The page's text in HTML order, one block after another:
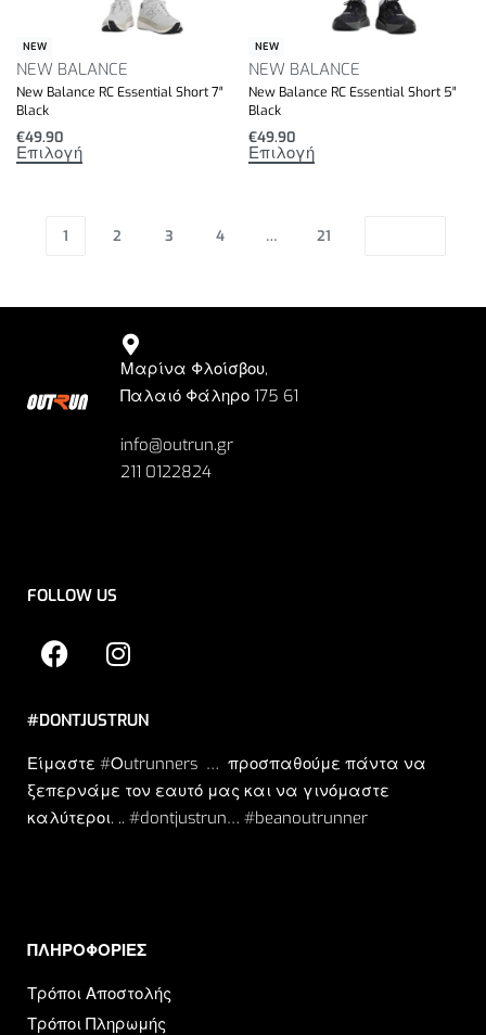
NEW
NEW BALANCE
New Balance RC Essential Short 7″
Black
€49.90
Επιλογή
NEW
NEW BALANCE
New Balance RC Essential Short 5″
Black
€49.90
Επιλογή
1 2 3 4 … 21
Μαρίνα Φλοίσβου,
Παλαιό Φάληρο 175 61
info@outrun.gr
211 0122824
FOLLOW US
#DONTJUSTRUN
Είμαστε #Οutrunners … προσπαθούμε πάντα να
ξεπερνάμε τον εαυτό μας και να γινόμαστε
καλύτεροι. .. #dontjustrun… #beanoutrunner
ΠΛΗΡΟΦΟΡΙΕΣ​
Τρόποι Αποστολής
Τρόποι Πληρωμής